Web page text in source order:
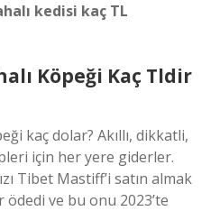
kedisi kaç TL
Köpeği Kaç Tldir
kaç dolar? Akıllı, dikkatli,
için her yere giderler.
Tibet Mastiff’i satın almak
ve bu onu 2023’te